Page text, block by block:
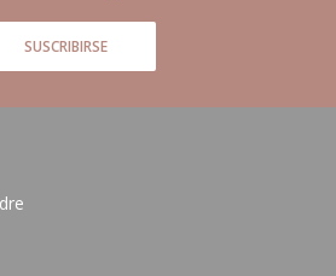
SUSCRIBIRSE